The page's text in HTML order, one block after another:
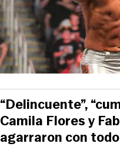
“Delincuente”,
Camila Flores y
agarraron con